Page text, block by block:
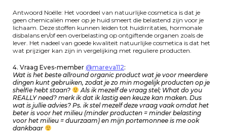
Antwoord Noëlle: Het voordeel van natuurlijke cosmetica is dat je
geen chemicaliën meer op je huid smeert die belastend zijn voor je
lichaam. Deze stoffen kunnen leiden tot huidirritaties, hormonale
disbalans en/of een overbelasting op ontgiftende organen zoals de
lever. Het nadeel van goede kwaliteit natuurlijke cosmetica is dat het
wat prijziger kan zijn in vergelijking met reguliere producten.
4. Vraag Eves-member @mareva112:
Wat is het beste allround organic product wat je voor meerdere
dingen kunt gebruiken, zodat je zo min mogelijk producten op je
shelfie hebt staan?
Als ik mezelf de vraag stel; What do you
REALLY need? merk ik dat ik lastig een keuze kan maken. Dus
wat is jullie advies? Ps. ik stel mezelf deze vraag vaak omdat het
beter is voor het milieu (minder producten = minder belasting
voor het milieu = duurzaam) en mijn portemonnee is me ook
dankbaar